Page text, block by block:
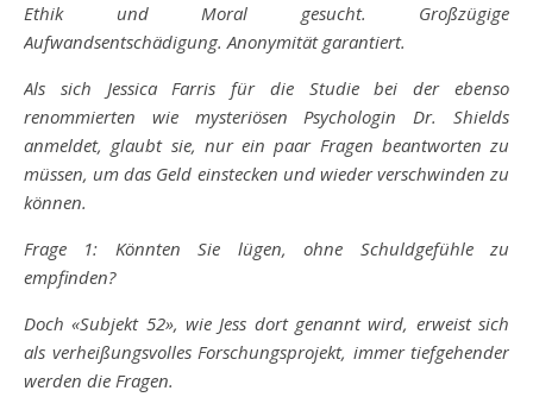
Ethik und Moral gesucht. Großzügige
Aufwandsentschädigung. Anonymität garantiert.
Als sich Jessica Farris für die Studie bei der ebenso
renommierten wie mysteriösen Psychologin Dr. Shields
anmeldet, glaubt sie, nur ein paar Fragen beantworten zu
müssen, um das Geld einstecken und wieder verschwinden zu
können.
Frage 1: Könnten Sie lügen, ohne Schuldgefühle zu
empfinden?
Doch «Subjekt 52», wie Jess dort genannt wird, erweist sich
als verheißungsvolles Forschungsprojekt, immer tiefgehender
werden die Fragen.